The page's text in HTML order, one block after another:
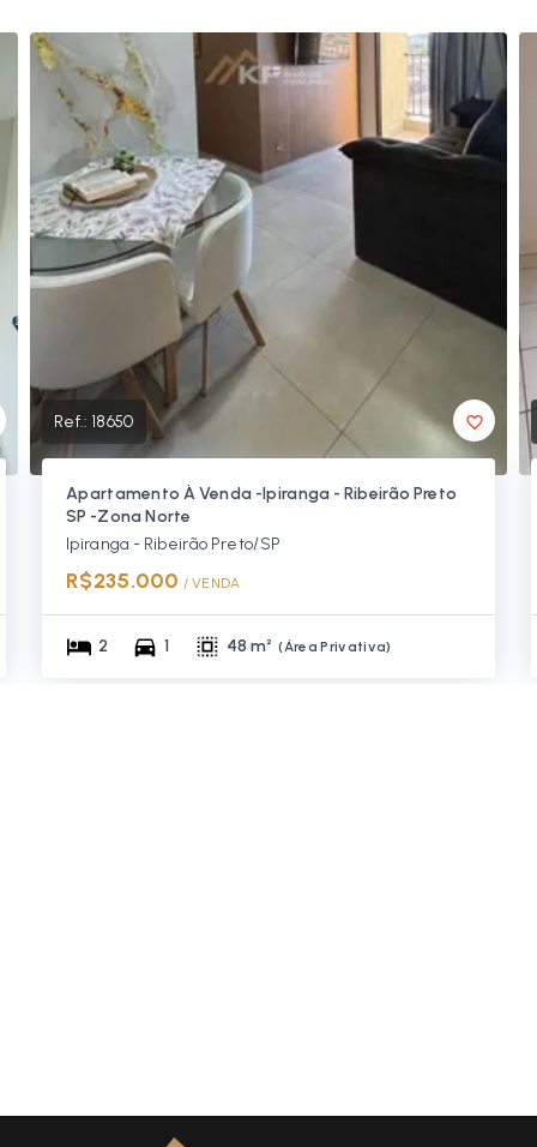
Ref.: 18650
Apartamento À Venda -Ipiranga - Ribeirão Preto
SP -Zona Norte
Ipiranga - Ribeirão Preto/SP
R$235.000 / VENDA
2 1 48 m² (Área Privativa)